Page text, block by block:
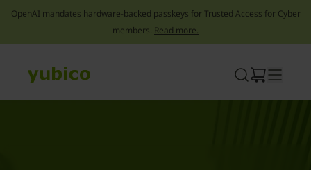
OpenAI mandates hardware-backed passkeys for Trusted Access for Cyber
members. Read more.